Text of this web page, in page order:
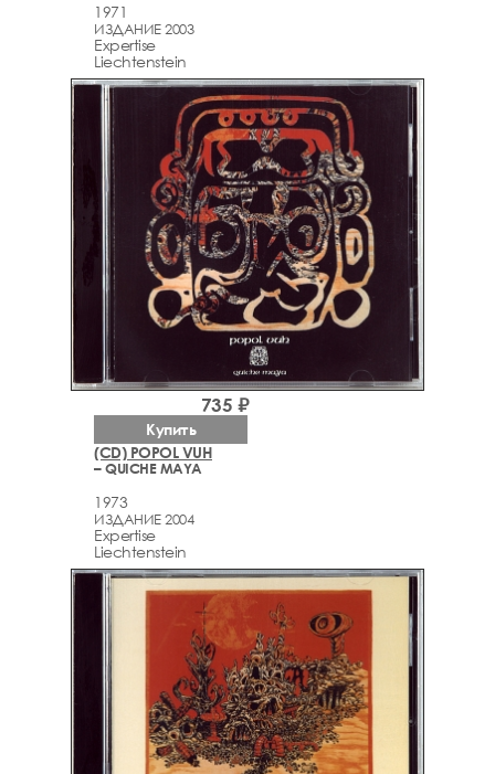
1971
ИЗДАНИЕ 2003
Expertise
Liechtenstein
(CD) POPOL VUH
– QUICHE MAYA
1973
ИЗДАНИЕ 2004
Expertise
Liechtenstein
735 ₽
Купить